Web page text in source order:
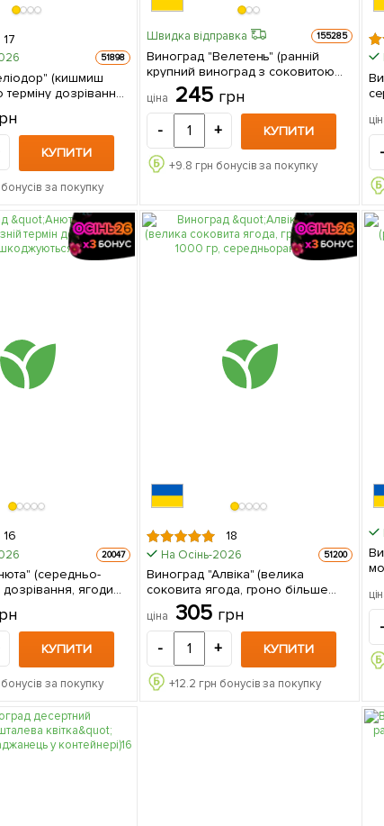
17
51898
(кишмиш
дозрівання,
в
КУПИТИ
за покупку
Швидка відправка 155285
Виноград "Велетень" (ранній
крупний виноград з соковитою
м'ясистою хрусткою ягодою) 1
саджанець в упаковці
ціна 245 грн
- + КУПИТИ
+9.8 грн бонусів за покупку
-
16
20047
(середньо-
дозрівання, ягоди
осами) 1
КУПИТИ
за покупку
18
На Осінь-2026 51200
Виноград "Алвіка" (велика
соковита ягода, гроно більше
1000 гр, середньоранній) 1
саджанець в упаковці
ціна 305 грн
- + КУПИТИ
+12.2 грн бонусів за покупку
-